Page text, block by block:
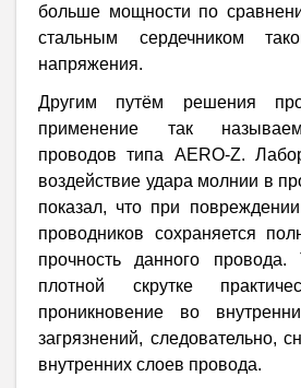
больше мощности по
стальным сердечником
напряжения.
Другим путём решения
применение так
проводов типа АERO-Z.
воздействие удара молнии в
показал, что при
проводников сохраняется
прочность данного провода.
плотной скрутке
проникновение во
загрязнений, следовательно,
внутренних слоев провода.